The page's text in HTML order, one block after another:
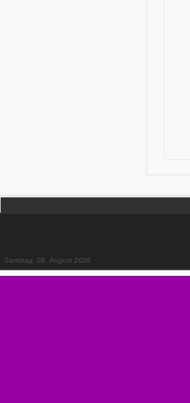
Samstag, 08. August 2026